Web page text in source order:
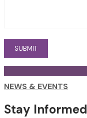
NEWS & EVENTS
Stay Informed